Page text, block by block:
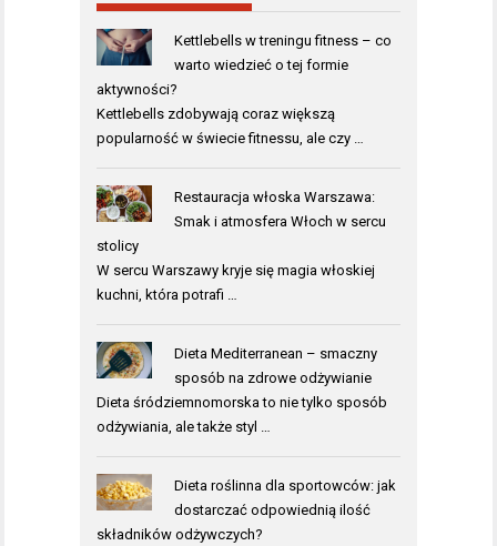
Kettlebells w treningu fitness – co
warto wiedzieć o tej formie
aktywności?
Kettlebells zdobywają coraz większą
popularność w świecie fitnessu, ale czy …
Restauracja włoska Warszawa:
Smak i atmosfera Włoch w sercu
stolicy
W sercu Warszawy kryje się magia włoskiej
kuchni, która potrafi …
Dieta Mediterranean – smaczny
sposób na zdrowe odżywianie
Dieta śródziemnomorska to nie tylko sposób
odżywiania, ale także styl …
Dieta roślinna dla sportowców: jak
dostarczać odpowiednią ilość
składników odżywczych?